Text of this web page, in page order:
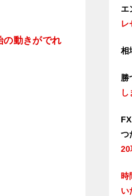
の動きがでれ
エ
レ
相
勝
し
つ
20
時
い